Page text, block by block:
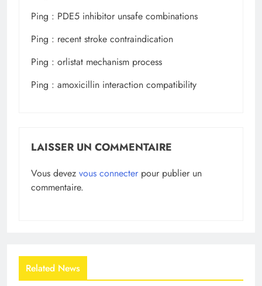
Ping : PDE5 inhibitor unsafe combinations
Ping : recent stroke contraindication
Ping : orlistat mechanism process
Ping : amoxicillin interaction compatibility
LAISSER UN COMMENTAIRE
Vous devez vous connecter pour publier un
commentaire.
Related News